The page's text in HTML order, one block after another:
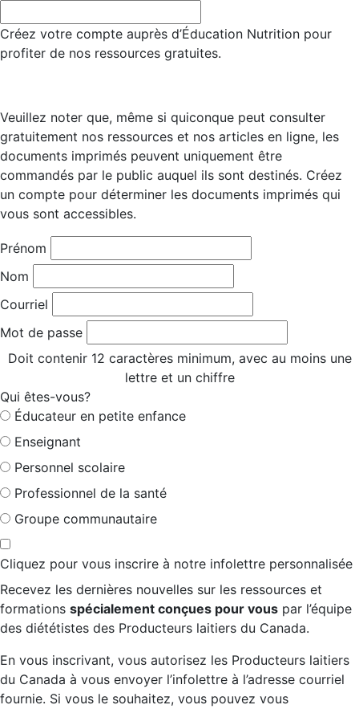
Créez votre compte auprès d’Éducation Nutrition pour
profiter de nos ressources gratuites.
Veuillez noter que, même si quiconque peut consulter
gratuitement nos ressources et nos articles en ligne, les
documents imprimés peuvent uniquement être
commandés par le public auquel ils sont destinés. Créez
un compte pour déterminer les documents imprimés qui
vous sont accessibles.
Prénom
Nom
Courriel
Mot de passe
Doit contenir 12 caractères minimum, avec au moins une
lettre et un chiffre
Qui êtes-vous?
Éducateur en petite enfance
Enseignant
Personnel scolaire
Professionnel de la santé
Groupe communautaire
Cliquez pour vous inscrire à notre infolettre personnalisée
Recevez les dernières nouvelles sur les ressources et
formations spécialement conçues pour vous par l’équipe
des diététistes des Producteurs laitiers du Canada.
En vous inscrivant, vous autorisez les Producteurs laitiers
du Canada à vous envoyer l’infolettre à l’adresse courriel
fournie. Si vous le souhaitez, vous pouvez vous